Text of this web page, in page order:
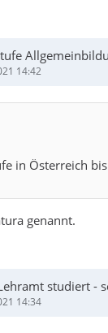
14:42
in Österreich
genannt.
studiert -
14:34